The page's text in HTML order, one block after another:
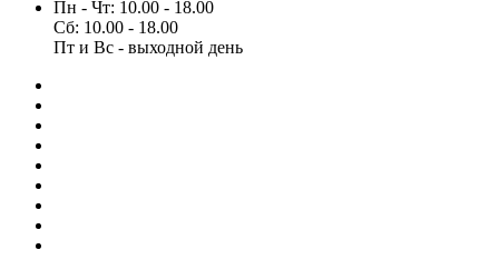
Пн - Чт: 10.00 - 18.00
Сб: 10.00 - 18.00
Пт и Вс - выходной день